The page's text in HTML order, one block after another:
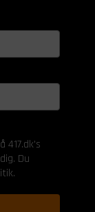
417.dk's
Du